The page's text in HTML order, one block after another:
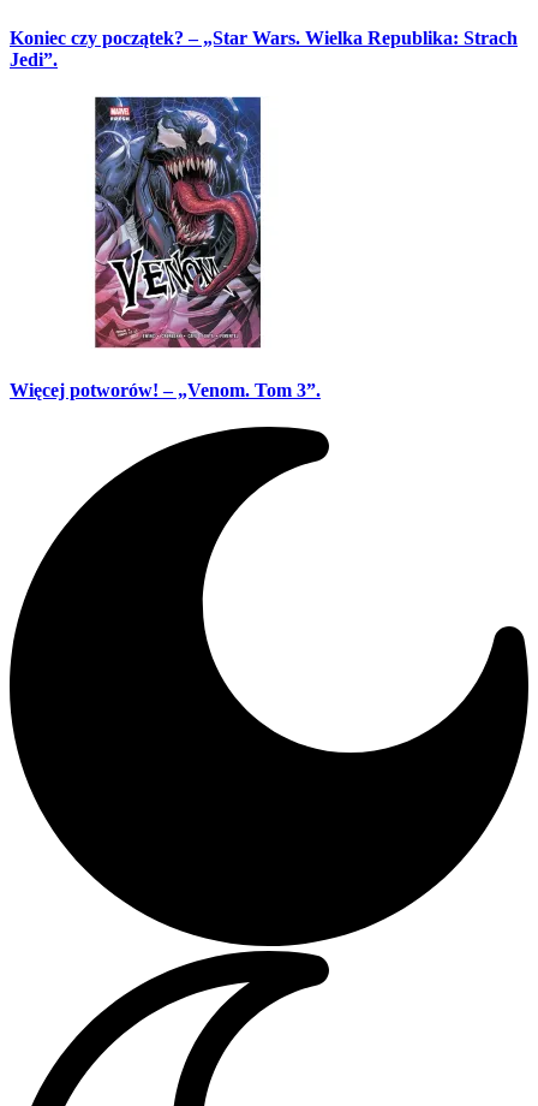
Koniec czy początek? – „Star Wars. Wielka Republika: Strach
Jedi”.
Więcej potworów! – „Venom. Tom 3”.